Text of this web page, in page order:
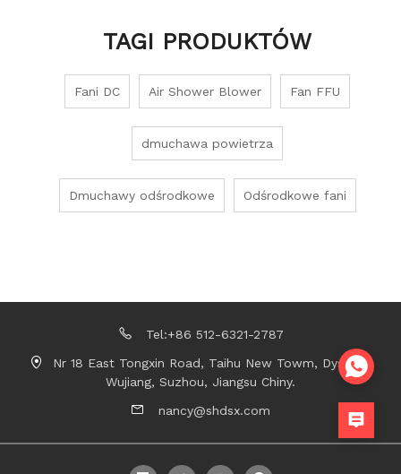
TAGI PRODUKTÓW
Fani DC Air Shower Blower Fan FFU
dmuchawa powietrza
Dmuchawy odśrodkowe Odśrodkowe fani
Tel:+86 512-6321-2787
Nr 18 East Tongxin Road, Taihu New Towm, Dystrykt
Wujiang, Suzhou, Jiangsu Chiny.
nancy@shdsx.com